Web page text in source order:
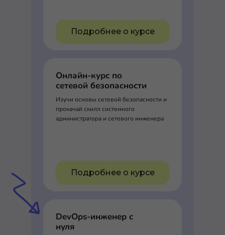
Подробнее о курсе
Онлайн-курс по
сетевой безопасности
Изучи основы сетевой безопасности и
прокачай скилл системного
администратора и сетевого инженера
Подробнее о курсе
DevOps-инженер с
нуля